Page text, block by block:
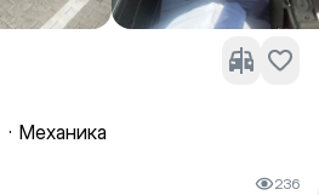
· Механика
236